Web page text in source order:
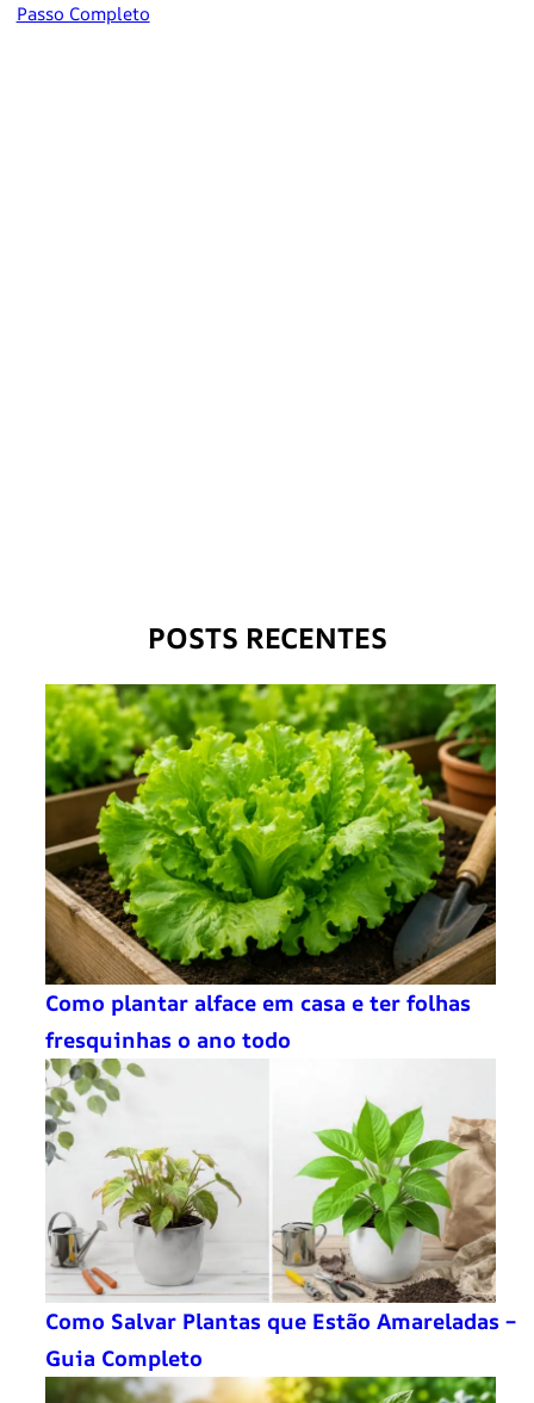
Passo Completo
POSTS RECENTES
Como plantar alface em casa e ter folhas
fresquinhas o ano todo
Como Salvar Plantas que Estão Amareladas –
Guia Completo